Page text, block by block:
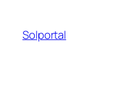
indhold
Solportal